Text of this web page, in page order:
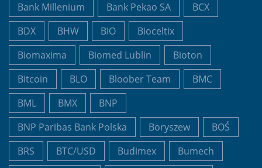
Bank Millenium
Bank Pekao SA
BCX
BDX
BHW BIO
Bioceltix
Biomaxima
Biomed Lublin
Bioton
Bitcoin
BLO Bloober Team
BMC
BML
BMX
BNP
BNP Paribas Bank Polska
Boryszew
BOŚ
BRS
BTC/USD Budimex
Bumech